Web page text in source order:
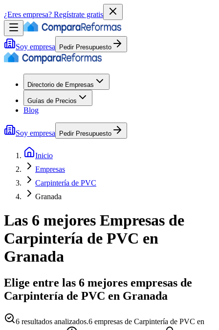
¿Eres empresa? Regístrate gratis
Soy empresa Pedir Presupuesto
Directorio de Empresas
Guías de Precios
Blog
Soy empresa Pedir Presupuesto
Inicio
Empresas
Carpintería de PVC
Granada
Las 6 mejores Empresas de
Carpintería de PVC en
Granada
Elige entre las 6 mejores empresas de
Carpintería de PVC en Granada
6 resultados analizados.6 empresas de Carpintería de PVC en